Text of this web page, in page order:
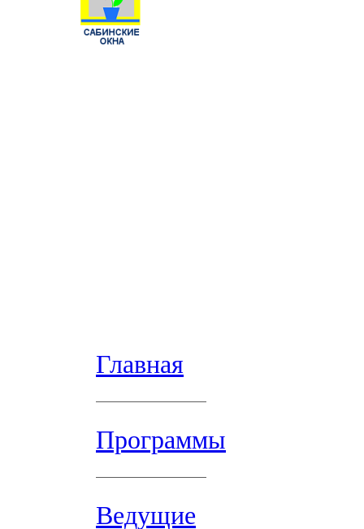
Главная
Программы
Ведущие